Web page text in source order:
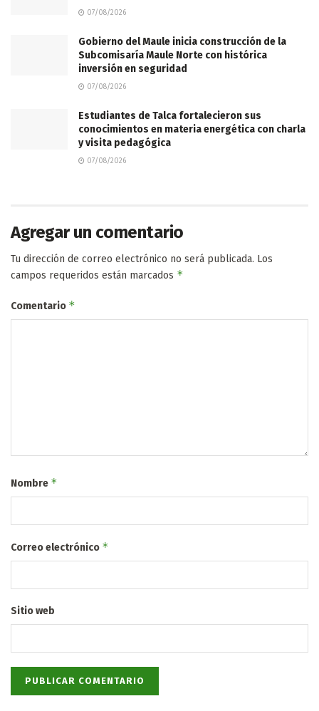
07/08/2026
Gobierno del Maule inicia construcción de la
Subcomisaría Maule Norte con histórica
inversión en seguridad
07/08/2026
Estudiantes de Talca fortalecieron sus
conocimientos en materia energética con charla
y visita pedagógica
07/08/2026
Agregar un comentario
Tu dirección de correo electrónico no será publicada. Los
campos requeridos están marcados *
Comentario *
Nombre *
Correo electrónico *
Sitio web